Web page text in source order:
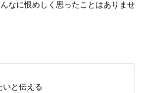
なに恨めしく思ったことはありませ
いと伝える